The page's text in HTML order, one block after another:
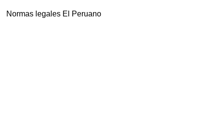
Normas legales El Peruano